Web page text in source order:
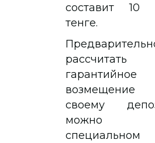
составит 10
тенге.
рассчитать
гарантийное
своему
можно
специальном